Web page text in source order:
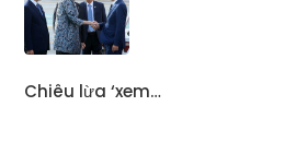
Chiêu lừa ‘xem…